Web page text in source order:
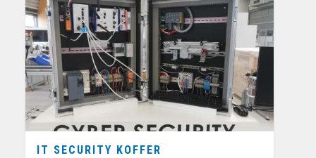
IT SECURITY KOFFER